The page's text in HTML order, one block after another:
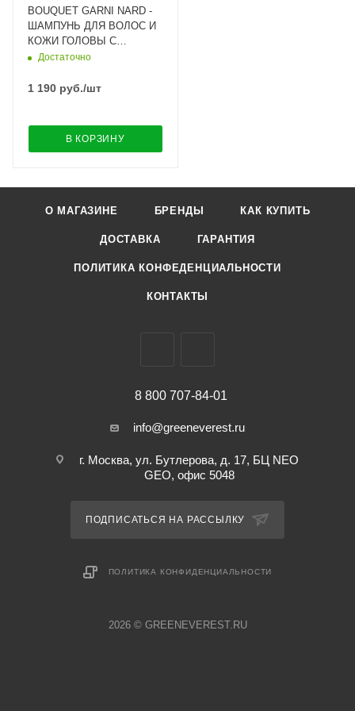
BOUQUET GARNI NARD -
ШАМПУНЬ ДЛЯ ВОЛОС И
КОЖИ ГОЛОВЫ С
ЭКСТРАКТОМ ЛАВАНДЫ И
LAVENDER MUSK, 500 МЛ
Достаточно
1 190 руб./шт
В КОРЗИНУ
О МАГАЗИНЕ БРЕНДЫ КАК КУПИТЬ
ДОСТАВКА ГАРАНТИЯ
ПОЛИТИКА КОНФЕДЕНЦИАЛЬНОСТИ
КОНТАКТЫ
8 800 707-84-01
info@greeneverest.ru
г. Москва, ул. Бутлерова, д. 17, БЦ NEO
GEO, офис 5048
ПОДПИСАТЬСЯ НА РАССЫЛКУ
ПОЛИТИКА КОНФИДЕНЦИАЛЬНОСТИ
2026 © GREENEVEREST.RU